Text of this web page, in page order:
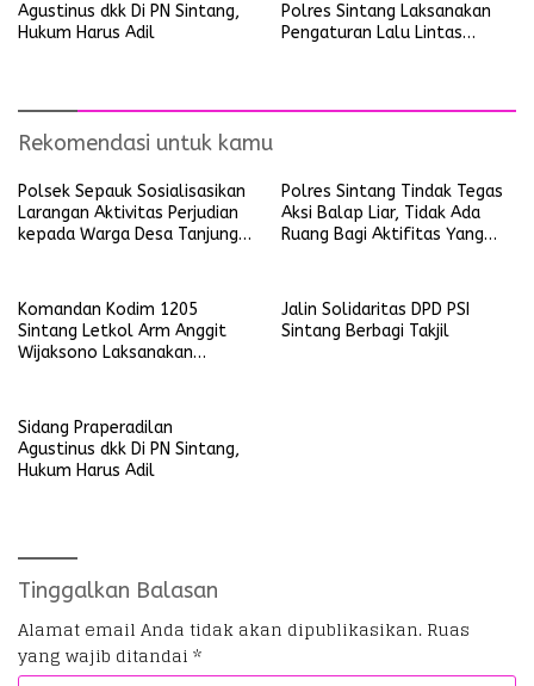
Agustinus dkk Di PN Sintang,
Hukum Harus Adil
Polres Sintang Laksanakan
Pengaturan Lalu Lintas
Rekomendasi untuk kamu
Polsek Sepauk Sosialisasikan
Larangan Aktivitas Perjudian
kepada Warga Desa Tanjung
Polres Sintang Tindak Tegas
Aksi Balap Liar, Tidak Ada
Ruang Bagi Aktifitas Yang
Komandan Kodim 1205
Sintang Letkol Arm Anggit
Wijaksono Laksanakan
Jalin Solidaritas DPD PSI
Sintang Berbagi Takjil
Sidang Praperadilan
Agustinus dkk Di PN Sintang,
Hukum Harus Adil
Tinggalkan Balasan
Alamat email Anda tidak akan dipublikasikan. Ruas
yang wajib ditandai *